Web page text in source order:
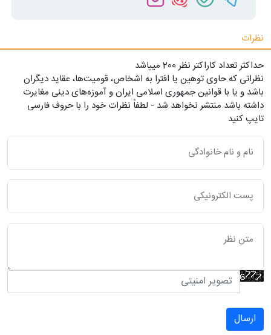
نظرات
حداکثر تعداد کاراکتر نظر 200 ميياشد
نظراتی که حاوی توهین یا افترا به اشخاص، قومیت‌ها، عقاید دیگران
باشد و یا با قوانین جمهوری اسلامی ایران و آموزه‌های دینی مغایرت
داشته باشد منتشر نخواهد شد - لطفاً نظرات خود را با حروف فارسی
تایپ کنید
ارسال